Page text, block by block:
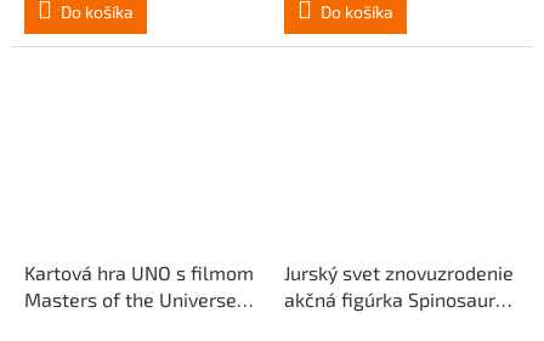
Do košíka Do košíka
Kartová hra UNO s filmom
Masters of the Universe
Jurský svet znovuzrodenie
akčná figúrka Spinosaurus